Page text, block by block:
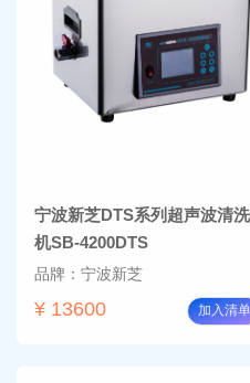
宁波新芝DTS系列超声波清洗
机SB-4200DTS
品牌：宁波新芝
¥ 13600 加入清单